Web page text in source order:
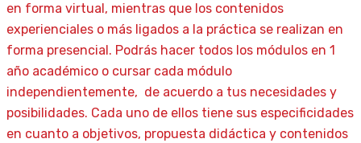
en forma virtual, mientras que los contenidos
experienciales o más ligados a la práctica se realizan en
forma presencial. Podrás hacer todos los módulos en 1
año académico o cursar cada módulo
independientemente, de acuerdo a tus necesidades y
posibilidades. Cada uno de ellos tiene sus especificidades
en cuanto a objetivos, propuesta didáctica y contenidos